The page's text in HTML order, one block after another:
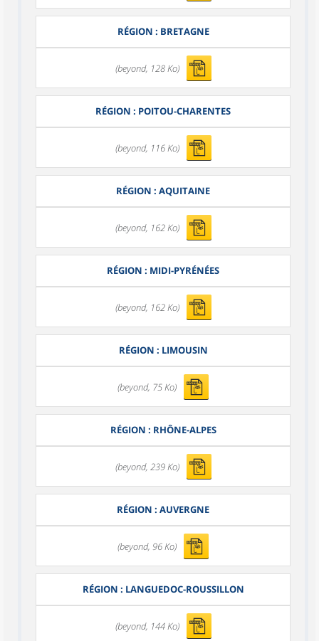
RÉGION : BRETAGNE
(beyond, 128 Ko)
RÉGION : POITOU-CHARENTES
(beyond, 116 Ko)
RÉGION : AQUITAINE
(beyond, 162 Ko)
RÉGION : MIDI-PYRÉNÉES
(beyond, 162 Ko)
RÉGION : LIMOUSIN
(beyond, 75 Ko)
RÉGION : RHÔNE-ALPES
(beyond, 239 Ko)
RÉGION : AUVERGNE
(beyond, 96 Ko)
RÉGION : LANGUEDOC-ROUSSILLON
(beyond, 144 Ko)